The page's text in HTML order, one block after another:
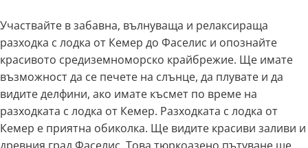
Участвайте в забавна, вълнуваща и релаксираща
разходка с лодка от Кемер до Фаселис и опознайте
красивото средиземноморско крайбрежие. Ще имате
възможност да се печете на слънце, да плувате и да
видите делфини, ако имате късмет по време на
разходката с лодка от Кемер. Разходката с лодка от
Кемер е приятна обиколка. Ще видите красиви заливи и
древния град Фаселис. Това тюркоазено пътуване ще